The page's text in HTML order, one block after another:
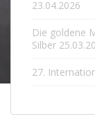
23.04.2026
Die goldene
Silber
27.